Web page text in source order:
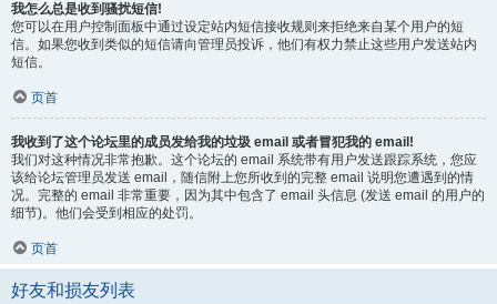
我怎么总是收到骚扰短信!
您可以在用户控制面板中通过设定站内短信接收规则来拒绝来自某个用户的短
信。如果您收到类似的短信请向管理员投诉，他们有权力禁止这些用户发送站内
短信。
页首
我收到了这个论坛里的成员发给我的垃圾 email 或者冒犯我的 email!
我们对这种情况非常抱歉。这个论坛的 email 系统带有用户发送跟踪系统，您应
该给论坛管理员发送 email，随信附上您所收到的完整 email 说明您遭遇到的情
况。完整的 email 非常重要，因为其中包含了 email 头信息 (发送 email 的用户的
细节)。他们会受到相应的处罚。
页首
好友和损友列表